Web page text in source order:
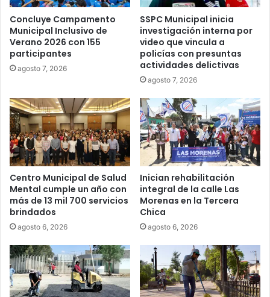
Concluye Campamento
Municipal Inclusivo de
Verano 2026 con 155
participantes
agosto 7, 2026
SSPC Municipal inicia
investigación interna por
video que vincula a
policías con presuntas
actividades delictivas
agosto 7, 2026
Centro Municipal de Salud
Mental cumple un año con
más de 13 mil 700 servicios
brindados
agosto 6, 2026
Inician rehabilitación
integral de la calle Las
Morenas en la Tercera
Chica
agosto 6, 2026